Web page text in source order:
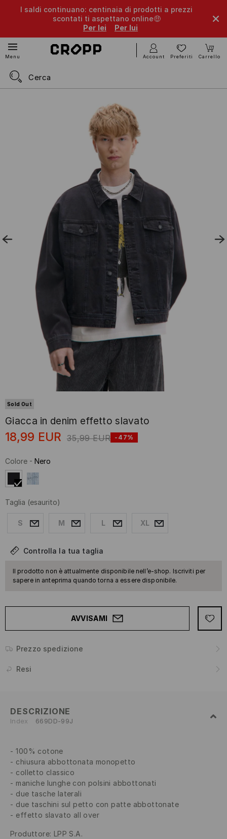
I saldi continuano: centinaia di prodotti a prezzi
scontati ti aspettano online🤑
Per lei
Per lui
Menu Account Preferiti Carrello
Sold Out
Giacca in denim effetto slavato
18,99 EUR 35,99 EUR -47%
Colore - Nero
Taglia (esaurito)
S M L XL
Controlla la tua taglia
Il prodotto non è attualmente disponibile nell’e-shop. Iscriviti per
sapere in anteprima quando torna a essere disponibile.
AVVISAMI
Prezzo spedizione
Resi
DESCRIZIONE
Index 669DD-99J
100% cotone
chiusura abbottonata monopetto
colletto classico
maniche lunghe con polsini abbottonati
due tasche laterali
due taschini sul petto con patte abbottonate
effetto slavato all over
Produttore: LPP S.A.